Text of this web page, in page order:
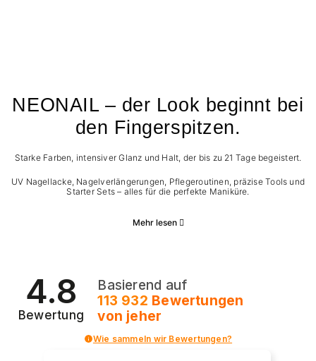
NEONAIL – der Look beginnt bei
den Fingerspitzen.
Starke Farben, intensiver Glanz und Halt, der bis zu 21 Tage begeistert.
UV Nagellacke, Nagelverlängerungen, Pflegeroutinen, präzise Tools und
Starter Sets – alles für die perfekte Maniküre.
Mehr lesen
4.8
Bewertung
Basierend auf
113 932 Bewertungen
von jeher
Wie sammeln wir Bewertungen?